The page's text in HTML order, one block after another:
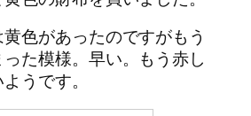
色があったのですがもう
た模様。早い。もう赤し
うです。